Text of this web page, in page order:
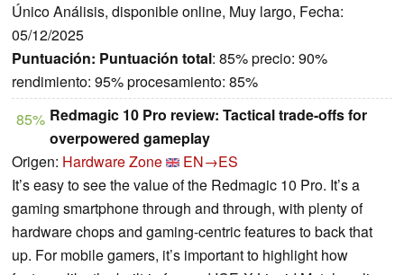
Único Análisis, disponible online, Muy largo, Fecha:
05/12/2025
Puntuación: Puntuación total: 85% precio: 90%
rendimiento: 95% procesamiento: 85%
85% Redmagic 10 Pro review: Tactical trade-offs for
overpowered gameplay
Origen: Hardware Zone
EN→ES
It’s easy to see the value of the Redmagic 10 Pro. It’s a
gaming smartphone through and through, with plenty of
hardware chops and gaming-centric features to back that
up. For mobile gamers, it’s important to highlight how